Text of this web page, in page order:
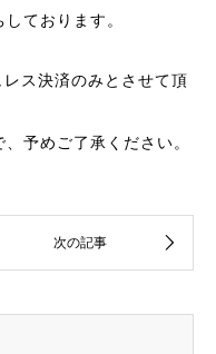
ております。
ス決済のみとさせて頂
予めご了承ください。